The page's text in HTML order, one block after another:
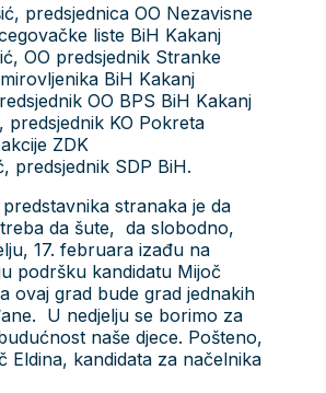
predsjednica OO Nezavisne
liste BiH Kakanj
OO predsjednik Stranke
BiH Kakanj
OO BPS BiH Kakanj
predsjednik KO Pokreta
ZDK
predsjednik SDP BiH.
stranaka je da
da šute, da slobodno,
17. februara izađu na
podršku kandidatu Mijoč
ovaj grad bude grad jednakih
U nedjelju se borimo za
naše djece. Pošteno,
Eldina, kandidata za načelnika